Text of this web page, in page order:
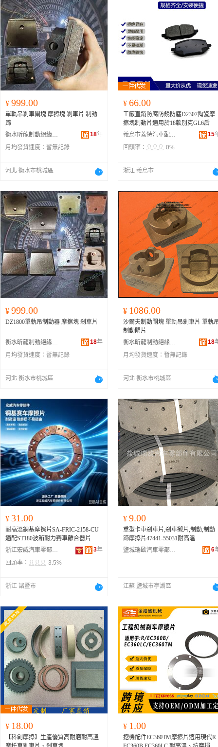
¥ 999.00
單軌吊剎車閘塊 摩擦塊 剎車片 制動
蹄
衡水昕龍制動絕緣材料有限公司
18年
月均發貨速度： 暫無記錄
河北 衡水市桃城區
¥ 66.00
工廠直銷防腐防銹防塵D2307陶瓷摩
擦塊制動片適用於18款別克GL6后
義烏市蓋特汽車配件有限公司
15
回頭率：
0%
浙江 義烏市
¥ 999.00
DZ1800單軌吊制動器 摩擦塊 剎車片
衡水昕龍制動絕緣材料有限公司 18年
月均發貨速度： 暫無記錄
河北 衡水市桃城區
¥ 1086.00
沙爾夫制動閘塊 單軌吊剎車片 單軌
制動閘片
衡水昕龍制動絕緣材料有限公司
18
月均發貨速度： 暫無記錄
河北 衡水市桃城區
¥ 31.00
耐高溫銅基摩擦片SA-FRIC-2158-CU
適配ST180波箱耐力賽車離合器片
浙江宏威汽車零部件有限公司
3年
回頭率：
3.5%
浙江 諸暨市
¥ 9.00
重型卡車剎車片,剎車襯片,制動,制動
蹄摩擦片47441-55031耐高溫
鹽城瑞歐汽車零部件有限公司
6
江蘇 鹽城市亭湖區
¥ 18.00
【科創摩擦】生產優質高耐磨耐高溫
¥ 1.00
挖機配件EC360TM摩擦片適用現代R